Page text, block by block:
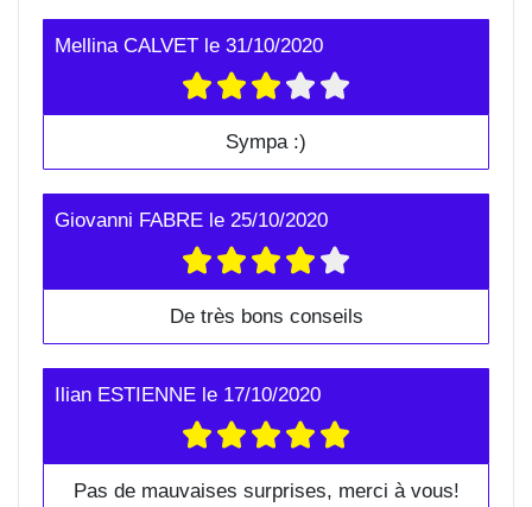
Mellina CALVET le 31/10/2020
Sympa :)
Giovanni FABRE le 25/10/2020
De très bons conseils
Ilian ESTIENNE le 17/10/2020
Pas de mauvaises surprises, merci à vous!